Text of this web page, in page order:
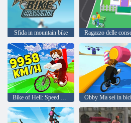
Sfida in mountain bike
Bike of Hell: Speed Obby su una bicicletta